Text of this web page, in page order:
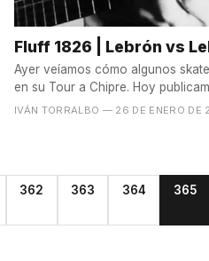
Fluff 1826 | Lebrón vs
Ayer veíamos cómo algunos
en su Tour a Chipre. Hoy
IVÁN TORRALBO — 26 DE ENERO DE
362 363 364 365